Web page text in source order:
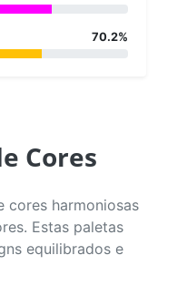
70.2%
Cores
cores harmoniosas
Estas paletas
equilibrados e